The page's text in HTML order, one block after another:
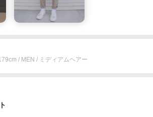
/ MEN / ミディアムヘアー